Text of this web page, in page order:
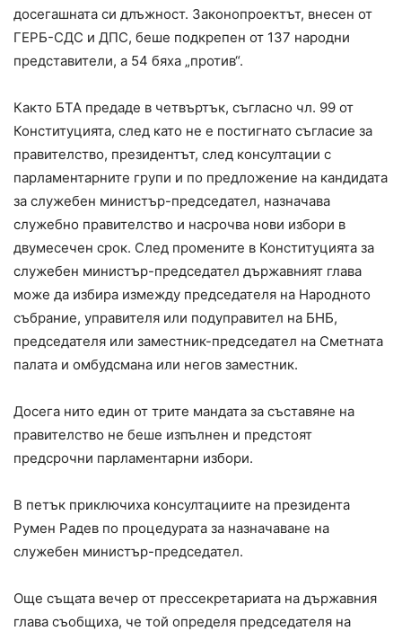
досегашната си длъжност. Законопроектът, внесен от
ГЕРБ-СДС и ДПС, беше подкрепен от 137 народни
представители, а 54 бяха „против“.
Както БТА предаде в четвъртък, съгласно чл. 99 от
Конституцията, след като не е постигнато съгласие за
правителство, президентът, след консултации с
парламентарните групи и по предложение на кандидата
за служебен министър-председател, назначава
служебно правителство и насрочва нови избори в
двумесечен срок. След промените в Конституцията за
служебен министър-председател държавният глава
може да избира измежду председателя на Народното
събрание, управителя или подуправител на БНБ,
председателя или заместник-председател на Сметната
палата и омбудсмана или негов заместник.
Досега нито един от трите мандата за съставяне на
правителство не беше изпълнен и предстоят
предсрочни парламентарни избори.
В петък приключиха консултациите на президента
Румен Радев по процедурата за назначаване на
служебен министър-председател.
Още същата вечер от прессекретариата на държавния
глава съобщиха, че той определя председателя на